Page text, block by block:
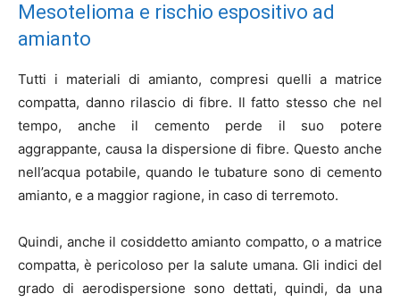
Mesotelioma e rischio espositivo ad
amianto
Tutti i materiali di amianto, compresi quelli a matrice
compatta, danno rilascio di fibre. Il fatto stesso che nel
tempo, anche il cemento perde il suo potere
aggrappante, causa la dispersione di fibre. Questo anche
nell’acqua potabile, quando le tubature sono di cemento
amianto, e a maggior ragione, in caso di terremoto.
Quindi, anche il cosiddetto amianto compatto, o a matrice
compatta, è pericoloso per la salute umana. Gli indici del
grado di aerodispersione sono dettati, quindi, da una